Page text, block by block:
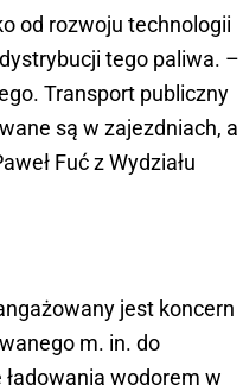
od rozwoju technologii
tego paliwa. –
Transport publiczny
są w zajezdniach, a
Fuć z Wydziału
jest koncern
m. in. do
wodorem w